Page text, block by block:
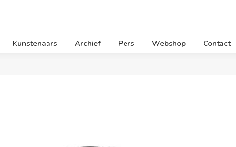
Kunstenaars Archief Pers Webshop Contact